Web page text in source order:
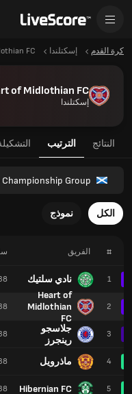
كرة القدم إسكتلندا FC
of Midlothian FC
إسكتلندا
النتائج الترتيب
Group
الكل نموذج
# الفريق
1 نادي سلتيك
2
Heart of
Midlothian
FC
3
جلاسجو
رينجرز
4 ماذرويل
5
Hibernian FC